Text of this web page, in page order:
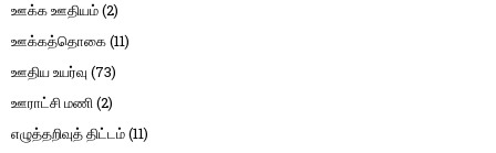
ஊக்க ஊதியம்(2)
ஊக்கத்தொகை(11)
ஊதிய உயர்வு (73)
ஊராட்சி மணி(2)
எழுத்தறிவுத் திட்டம்(11)